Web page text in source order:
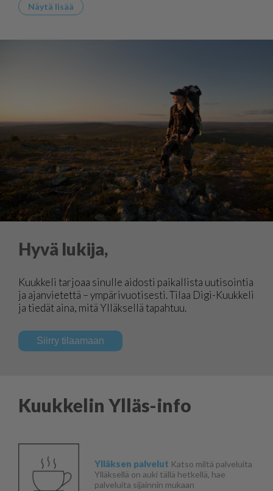
Näytä lisää
Hyvä lukija,
Kuukkeli tarjoaa sinulle aidosti paikallista uutisointia
ja ajanvietettä – ympärivuotisesti. Tilaa Digi-Kuukkeli
ja tiedät aina, mitä Ylläksellä tapahtuu.
Siirry tilaamaan
Kuukkelin Ylläs-info
Ylläksen palvelut Katso miltä palveluita
Ylläksellä on auki tällä hetkellä, hae
palveluita sijainnin mukaan